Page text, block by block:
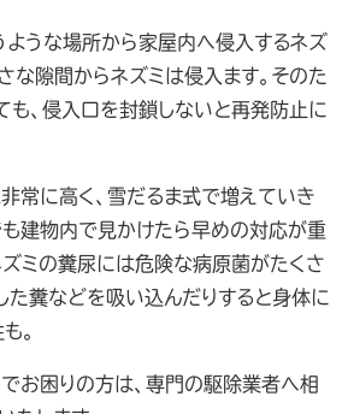
ような場所から家屋内へ侵入するネズ
な隙間からネズミは侵入ます。そのた
も、侵入口を封鎖しないと再発防止に
常に高く、雪だるま式で増えていき
も建物内で見かけたら早めの対応が重
ズミの糞尿には危険な病原菌がたくさ
た糞などを吸い込んだりすると身体に
。
お困りの方は、専門の駆除業者へ相